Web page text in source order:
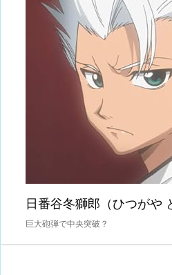
日番谷冬獅郎（ひつがや
巨大砲弾で中央突破？